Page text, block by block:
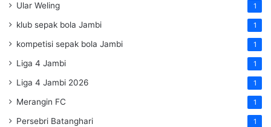
Ular Weling 1
klub sepak bola Jambi 1
kompetisi sepak bola Jambi 1
Liga 4 Jambi 1
Liga 4 Jambi 2026 1
Merangin FC 1
Persebri Batanghari 1